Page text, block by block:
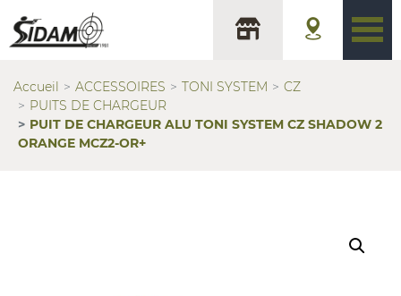
Accueil ACCESSOIRES TONI SYSTEM
CZ
PUITS DE CHARGEUR
PUIT DE CHARGEUR ALU TONI SYSTEM CZ SHADOW 2
ORANGE MCZ2-OR+